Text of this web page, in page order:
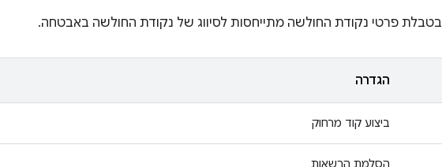
בטבלת פרטי נקודת החולשה מתייחסות לסיווג של נקודת החולשה באבטחה.
הגדרה
ביצוע קוד מרחוק
הסלמת הרשאות